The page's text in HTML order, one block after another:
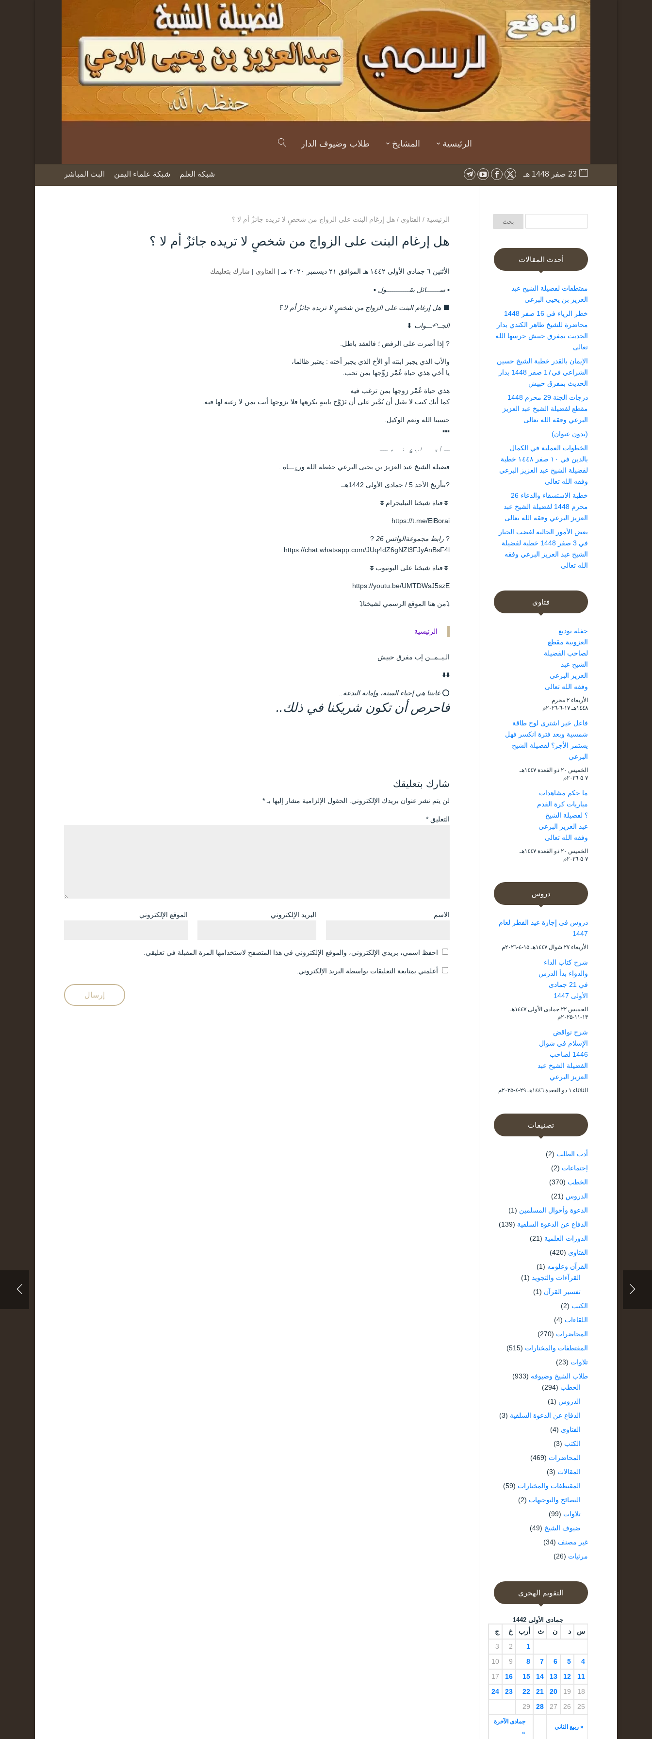
الرئيسية المشايخ طلاب وضيوف الدار
23 صفر 1448 هـ شبكة العلم شبكة علماء اليمن البث المباشر
الرئيسية / الفتاوى / هل إرغام البنت على الزواج من شخصٍ لا تريده جائزٌ أم لا ؟
هل إرغام البنت على الزواج من شخصٍ لا تريده جائزٌ أم لا ؟
الأثنين ٦ جمادى الأولى ۱٤٤۲ هـ الموافق ۲۱ ديسمبر ۲۰۲۰ مـ | الفتاوى | شارك بتعليقك
▪️ ســـــــائل يقــــــــــــول ▪️
⬛ هل إرغام البنت على الزواج من شخصٍ لا تريده جائزٌ أم لا ؟
الجــ↶ـــواب ⬇
? إذا أصرت على الرفض ؛ فالعقد باطل.
والأب الذي يجبر ابنته أو الأخ الذي يجبر أخته : يعتبر ظالما،
يا أخي هذي حياة عُمْر زوِّجها بمن تحب.
هذي حياة عُمْر زوجها بمن ترغب فيه
كما أنك كنت لا تقبل أن تُجْبر على أن تَزَوَّج بابنةٍ تكرهها فلا تزوجها أنت بمن لا رغبة لها فيه.
حسبنا الله ونعم الوكيل.
▪▪▪
ـــ أجـــاب ؏ـنــه ــــ
فضيلة الشيخ عبد العزيز بن يحيى البرعي حفظه الله ور؏ـــاه .
?️بتأريخ الأحد 5 / جمادى الأولى 1442هــ
⏬قناة شيخنا التيليجرام⏬
https://t.me/ElBorai
? رابط مجموعةالواتس 26
?
https://chat.whatsapp.com/JUq4dZ6gNZl3FJyAnBsF4l
⏬قناة شيخنا على اليوتيوب⏬
https://youtu.be/UMTDWsJ5szE
⤵️من هنا الموقع الرسمي لشيخنا⤵️
الرئيسية
الـيــمــن إب مفرق حبيش
⬇️⬇️
⭕غايتنا هي إحياء السنة، وإماتة البدعة..
فاحرص أن تكون شريكنا في ذلك..
شارك بتعليقك
لن يتم نشر عنوان بريدك الإلكتروني. الحقول الإلزامية مشار إليها بـ *
التعليق *
الاسم البريد الإلكتروني الموقع الإلكتروني
احفظ اسمي، بريدي الإلكتروني، والموقع الإلكتروني في هذا المتصفح لاستخدامها المرة المقبلة في تعليقي.
أعلمني بمتابعة التعليقات بواسطة البريد الإلكتروني.
أحدث المقالات
مقتطفات لفضيلة الشيخ عبد
العزيز بن يحيى البرعي
خطر الرياء في 16 صفر 1448
محاضرة للشيخ طاهر الكندي بدار
الحديث بمفرق حبيش حرسها الله
تعالى
الإيمان بالقدر خطبة الشيخ حسين
الشراعي في17 صفر 1448 بدار
الحديث بمفرق حبيش
درجات الجنة 29 محرم 1448
مقطع لفضيلة الشيخ عبد العزيز
البرعي وفقه الله تعالى
(بدون عنوان)
الخطوات العملية في الكمال
بالدين في ١٠ صفر ١٤٤٨ خطبة
لفضيلة الشيخ عبد العزيز البرعي
وفقه الله تعالى
خطبة الاستسقاء والدعاء 26
محرم 1448 لفضيلة الشيخ عبد
العزيز البرعي وفقه الله تعالى
بعض الأمور الجالبة لغضب الجبار
في 3 صفر 1448 خطبة لفضيلة
الشيخ عبد العزيز البرعي وفقه
الله تعالى
فتاوى
حفلة توديع
العزوبية مقطع
لصاحب الفضيلة
الشيخ عبد
العزيز البرعي
وفقه الله تعالى
الأربعاء ۲ محرم
۱٤٤۸هـ ۱۷-٦-۲۰۲٦م
فاعل خير اشترى لوح طاقة
شمسية وبعد فترة انكسر فهل
يستمر الأجر؟ لفضيلة الشيخ
البرعي
الخميس ۲۰ ذو القعدة ۱٤٤۷هـ
۷-۵-۲۰۲٦م
ما حكم مشاهدات
مباريات كرة القدم
؟ لفضيلة الشيخ
عبد العزيز البرعي
وفقه الله تعالى
الخميس ۲۰ ذو القعدة ۱٤٤۷هـ
۷-۵-۲۰۲٦م
دروس
دروس في إجازة عيد الفطر لعام
1447
الأربعاء ۲۷ شوال ۱٤٤۷هـ ۱۵-٤-۲۰۲٦م
شرح كتاب الداء
والدواء بدأ الدرس
في 21 جمادى
الأولى 1447
الخميس ۲۲ جمادى الأولى ۱٤٤۷هـ
۱۳-۱۱-۲۰۲۵م
شرح نواقض
الإسلام في شوال
1446 لصاحب
الفضيلة الشيخ عبد
العزيز البرعي
الثلاثاء ۱ ذو القعدة ۱٤٤٦هـ ۲۹-٤-۲۰۲۵م
تصنيفات
أدب الطلب (2)
إجتماعات (2)
الخطب (370)
الدروس (21)
الدعوة وأحوال المسلمين (1)
الدفاع عن الدعوة السلفية (139)
الدورات العلمية (21)
الفتاوى (420)
القرآن وعلومه (1)
القرآءات والتجويد (1)
تفسير القرآن (1)
الكتب (2)
اللقاءات (4)
المحاضرات (270)
المقتطفات والمختارات (515)
تلاوات (23)
طلاب الشيخ وضيوفه (933)
الخطب (294)
الدروس (1)
الدفاع عن الدعوة السلفية (3)
الفتاوى (4)
الكتب (3)
المحاضرات (469)
المقالات (3)
المقتطفات والمختارات (59)
النصائح والتوجيهات (2)
تلاوات (99)
ضيوف الشيخ (49)
غير مصنف (34)
مرئيات (26)
التقويم الهجري
جمادى الأولى 1442
س د ن ث أرب خ ج
« ربيع الثاني
جمادى الآخرة
»
1
2
3
4
5
6
7
8
9
10
11
12
13
14
15
16
17
18
19
20
21
22
23
24
25
26
27
28
29